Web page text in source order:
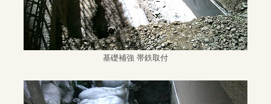
基礎補強 帯鉄取付